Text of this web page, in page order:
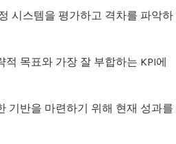
시스템을 평가하고 격차를 파악하
목표와 가장 잘 부합하는 KPI에
기반을 마련하기 위해 현재 성과를